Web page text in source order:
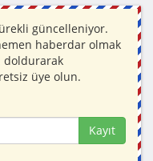
güncelleniyor.
haberdar olmak
doldurarak
üye olun.
Kayıt